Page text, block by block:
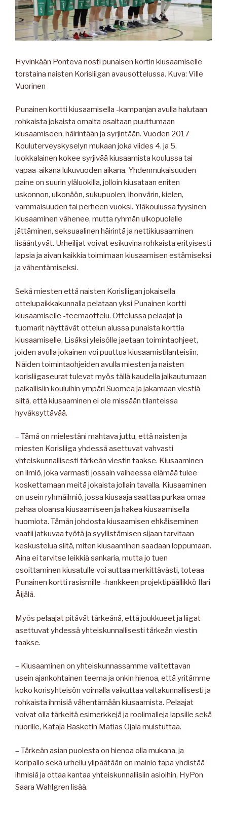
Hyvinkään Ponteva nosti punaisen kortin kiusaamiselle
torstaina naisten Korisliigan avausottelussa. Kuva: Ville
Vuorinen
Punainen kortti kiusaamisella -kampanjan avulla halutaan
rohkaista jokaista omalta osaltaan puuttumaan
kiusaamiseen, häirintään ja syrjintään. Vuoden 2017
Kouluterveyskyselyn mukaan joka viides 4. ja 5.
luokkalainen kokee syrjivää kiusaamista koulussa tai
vapaa-aikana lukuvuoden aikana. Yhdenmukaisuuden
paine on suurin yläluokilla, jolloin kiusataan eniten
uskonnon, ulkonäön, sukupuolen, ihonvärin, kielen,
vammaisuuden tai perheen vuoksi. Yläkoulussa fyysinen
kiusaaminen vähenee, mutta ryhmän ulkopuolelle
jättäminen, seksuaalinen häirintä ja nettikiusaaminen
lisääntyvät. Urheilijat voivat esikuvina rohkaista erityisesti
lapsia ja aivan kaikkia toimimaan kiusaamisen estämiseksi
ja vähentämiseksi.
Sekä miesten että naisten Korisliigan jokaisella
ottelupaikkakunnalla pelataan yksi Punainen kortti
kiusaamiselle -teemaottelu. Ottelussa pelaajat ja
tuomarit näyttävät ottelun alussa punaista korttia
kiusaamiselle. Lisäksi yleisölle jaetaan toimintaohjeet,
joiden avulla jokainen voi puuttua kiusaamistilanteisiin.
Näiden toimintaohjeiden avulla miesten ja naisten
korisliigaseurat tulevat myös tällä kaudella jalkautumaan
paikallisiin kouluihin ympäri Suomea ja jakamaan viestiä
siitä, että kiusaaminen ei ole missään tilanteissa
hyväksyttävää.
– Tämä on mielestäni mahtava juttu, että naisten ja
miesten Korisliiga yhdessä asettuvat vahvasti
yhteiskunnallisesti tärkeän viestin taakse. Kiusaaminen
on ilmiö, joka varmasti jossain vaiheessa elämää tulee
koskettamaan meitä jokaista jollain tavalla. Kiusaaminen
on usein ryhmäilmiö, jossa kiusaaja saattaa purkaa omaa
pahaa oloansa kiusaamiseen ja hakea kiusaamisella
huomiota. Tämän johdosta kiusaamisen ehkäiseminen
vaatii jatkuvaa työtä ja syyllistämisen sijaan tarvitaan
keskustelua siitä, miten kiusaaminen saadaan loppumaan.
Aina ei tarvitse leikkiä sankaria, mutta jo tuen
osoittaminen kiusatulle voi auttaa merkittävästi, toteaa
Punainen kortti rasismille -hankkeen projektipäällikkö Ilari
Äijälä.
Myös pelaajat pitävät tärkeänä, että joukkueet ja liigat
asettuvat yhdessä yhteiskunnallisesti tärkeän viestin
taakse.
– Kiusaaminen on yhteiskunnassamme valitettavan
usein ajankohtainen teema ja onkin hienoa, että yritämme
koko korisyhteisön voimalla vaikuttaa valtakunnallisesti ja
rohkaista ihmisiä vähentämään kiusaamista. Pelaajat
voivat olla tärkeitä esimerkkejä ja roolimalleja lapsille sekä
nuorille, Kataja Basketin Matias Ojala muistuttaa.
– Tärkeän asian puolesta on hienoa olla mukana, ja
koripallo sekä urheilu ylipäätään on mainio tapa yhdistää
ihmisiä ja ottaa kantaa yhteiskunnallisiin asioihin, HyPon
Saara Wahlgren lisää.